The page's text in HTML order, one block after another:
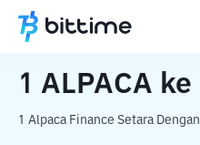
Beranda Konverter Kripto
1 ALPACA ke
1 Alpaca Finance Setara